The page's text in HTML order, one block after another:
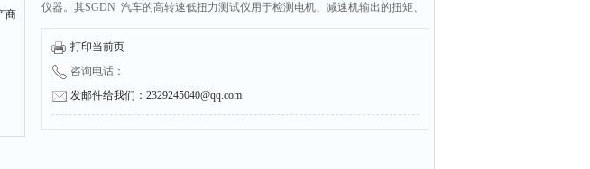
仪器。其SGDN 汽车的高转速低扭力测试仪用于检测电机、减速机输出的扭矩、
转速、功率的高精度测试设备。本款SGDN 汽车的高转速低扭力测试仪广泛应用
于电机、机械制造、科研机构等行业。
打印当前页
咨询电话：
发邮件给我们：2329245040@qq.com